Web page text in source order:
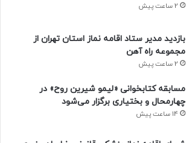
2 ساعت پیش
بازدید مدیر ستاد اقامه نماز استان تهران از
مجموعه راه آهن
2 ساعت پیش
مسابقه کتابخوانی «لیمو شیرین روح» در
چهارمحال و بختیاری برگزار می‌شود
14 ساعت پیش